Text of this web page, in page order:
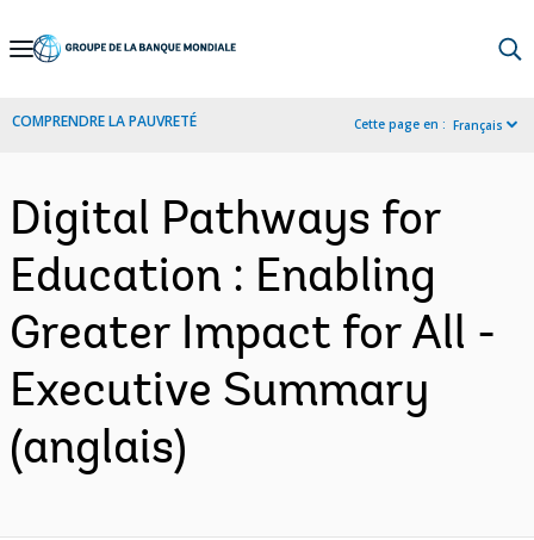
Skip
Navigation
COMPRENDRE LA PAUVRETÉ Cette page en : Français
Digital Pathways for
Education : Enabling
Greater Impact for All -
Executive Summary
(anglais)